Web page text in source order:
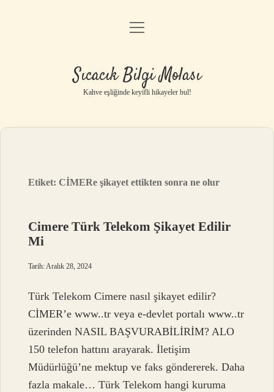
Anasayfa
Yasal Uyarı
menüyü
Sıcacık Bilgi Molası
Kahve eşliğinde keyifli hikayeler bul!
Etiket:CİMERe şikayet ettikten sonra ne olur
Cimere Türk Telekom Şikayet Edilir
Mi
Tarih: Aralık 28, 2024
Türk Telekom Cimere nasıl şikayet edilir?
CİMER’e www..tr veya e-devlet portalı www..tr
üzerinden NASIL BAŞVURABİLİRİM? ALO
150 telefon hattını arayarak. İletişim
Müdürlüğü’ne mektup ve faks göndererek. Daha
fazla makale… Türk Telekom hangi kuruma